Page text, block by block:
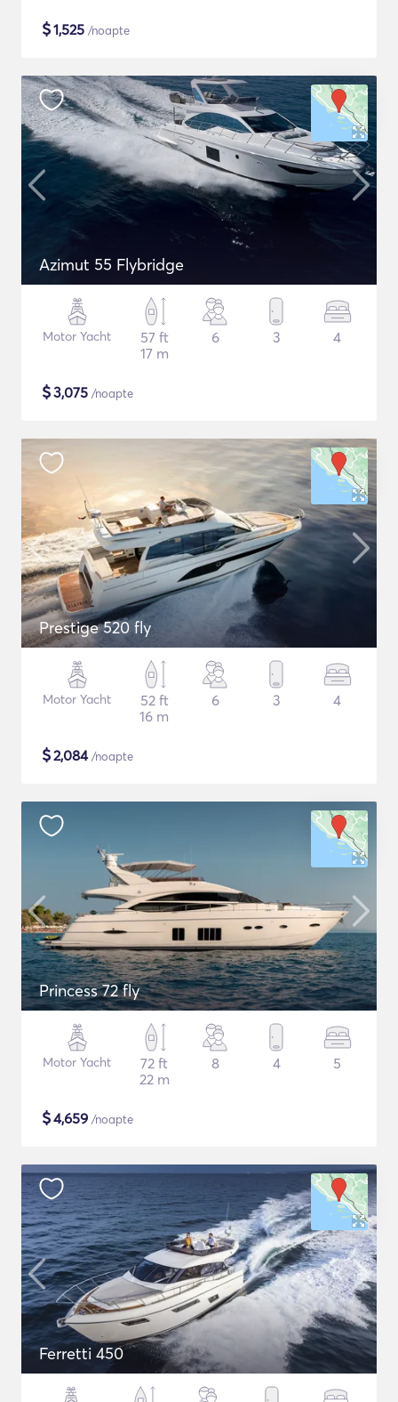
$1,525 /noapte
Azimut 55 Flybridge
Motor Yacht
57 ft
17 m
6 3 4
$3,075 /noapte
Prestige 520 fly
Motor Yacht
52 ft
16 m
6 3 4
$2,084/noapte
Princess 72 fly
Motor Yacht
72 ft
22 m
8 4 5
$4,659 /noapte
Ferretti 450